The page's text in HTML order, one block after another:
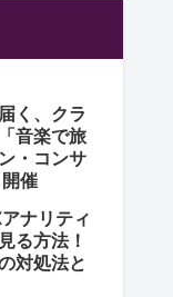
く、クラ
音楽で旅
・コンサ
催
ナリティ
る方法！
対処法と